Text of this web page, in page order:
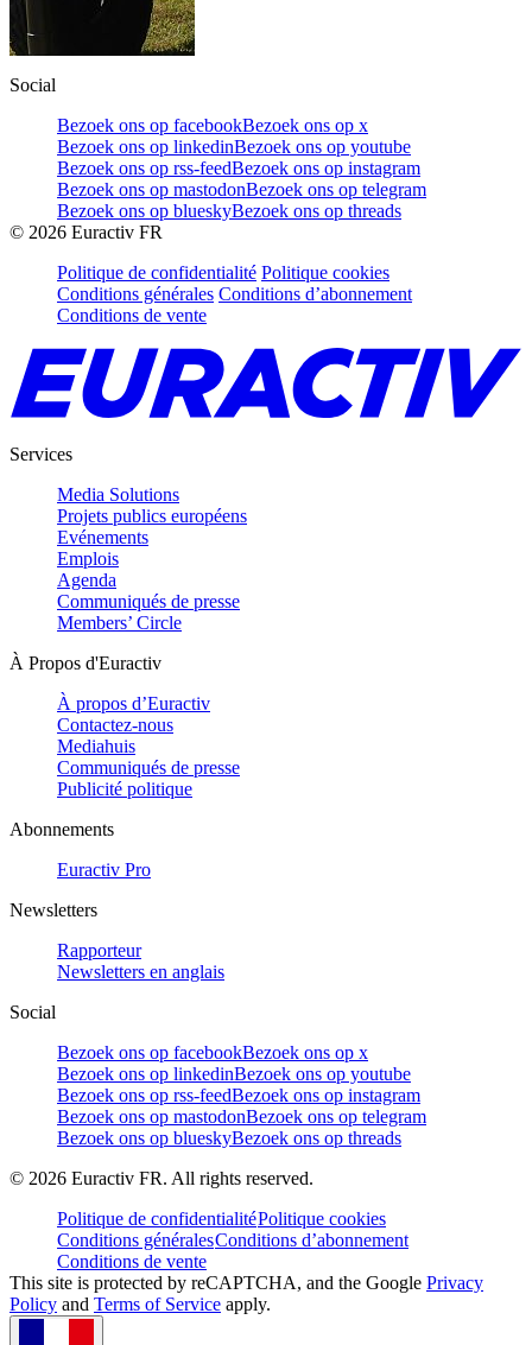
Social
Bezoek ons op facebookBezoek ons op x
Bezoek ons op linkedinBezoek ons op youtube
Bezoek ons op rss-feedBezoek ons op instagram
Bezoek ons op mastodonBezoek ons op telegram
Bezoek ons op blueskyBezoek ons op threads
© 2026 Euractiv FR
Politique de confidentialité Politique cookies
Conditions générales Conditions d’abonnement
Conditions de vente
Services
Media Solutions
Projets publics européens
Evénements
Emplois
Agenda
Communiqués de presse
Members’ Circle
À Propos d'Euractiv
À propos d’Euractiv
Contactez-nous
Mediahuis
Communiqués de presse
Publicité politique
Abonnements
Euractiv Pro
Newsletters
Rapporteur
Newsletters en anglais
Social
Bezoek ons op facebookBezoek ons op x
Bezoek ons op linkedinBezoek ons op youtube
Bezoek ons op rss-feedBezoek ons op instagram
Bezoek ons op mastodonBezoek ons op telegram
Bezoek ons op blueskyBezoek ons op threads
© 2026 Euractiv FR. All rights reserved.
Politique de confidentialitéPolitique cookies
Conditions généralesConditions d’abonnement
Conditions de vente
This site is protected by reCAPTCHA, and the Google Privacy
Policy and Terms of Service apply.